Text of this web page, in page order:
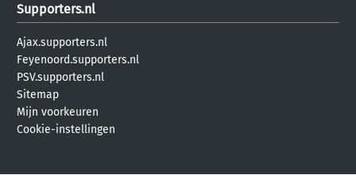
Supporters.nl
Ajax.supporters.nl
Feyenoord.supporters.nl
PSV.supporters.nl
Sitemap
Mijn voorkeuren
Cookie-instellingen